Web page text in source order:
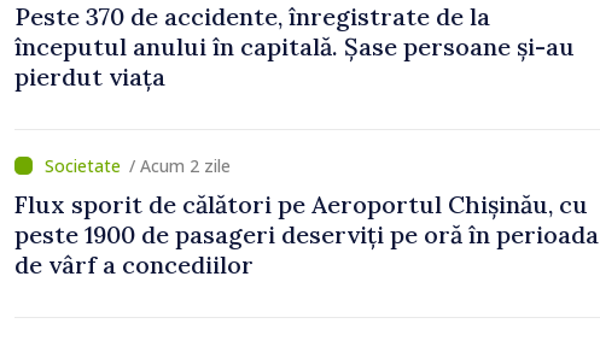
Peste 370 de accidente, înregistrate de la
începutul anului în capitală. Șase persoane și-au
pierdut viața
/ Acum 2 zile
Flux sporit de călători pe Aeroportul Chișinău, cu
peste 1900 de pasageri deserviți pe oră în perioada
de vârf a concediilor